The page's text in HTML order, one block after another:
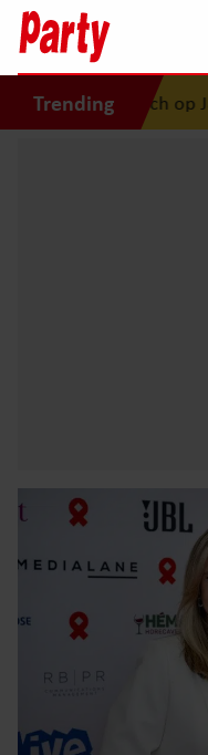
Trending
op Jan Smit: